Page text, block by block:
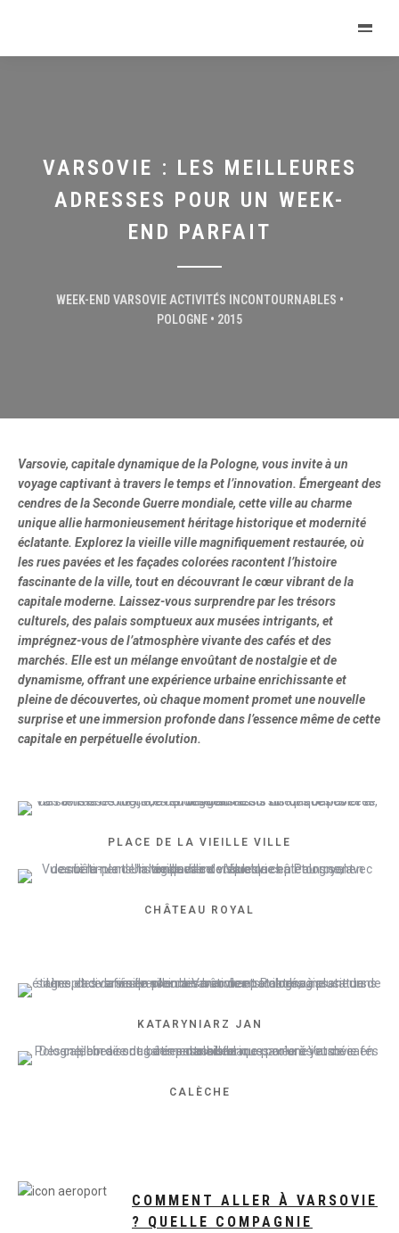
VARSOVIE : LES MEILLEURES
ADRESSES POUR UN WEEK-
END PARFAIT
WEEK-END VARSOVIE ACTIVITÉS INCONTOURNABLES •
POLOGNE • 2015
Varsovie, capitale dynamique de la Pologne, vous invite à un
voyage captivant à travers le temps et l’innovation. Émergeant des
cendres de la Seconde Guerre mondiale, cette ville au charme
unique allie harmonieusement héritage historique et modernité
éclatante. Explorez la vieille ville magnifiquement restaurée, où
les rues pavées et les façades colorées racontent l’histoire
fascinante de la ville, tout en découvrant le cœur vibrant de la
capitale moderne. Laissez-vous surprendre par les trésors
culturels, des palais somptueux aux musées intrigants, et
imprégnez-vous de l’atmosphère vivante des cafés et des
marchés. Elle est un mélange envoûtant de nostalgie et de
dynamisme, offrant une expérience urbaine enrichissante et
pleine de découvertes, où chaque moment promet une nouvelle
surprise et une immersion profonde dans l’essence même de cette
capitale en perpétuelle évolution.
PLACE DE LA VIEILLE VILLE
CHÂTEAU ROYAL
KATARYNIARZ JAN
CALÈCHE
COMMENT ALLER À VARSOVIE
? QUELLE COMPAGNIE